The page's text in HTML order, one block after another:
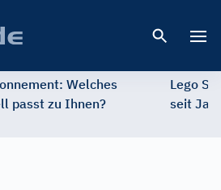
Welches
passt zu Ihnen?
Lego
seit